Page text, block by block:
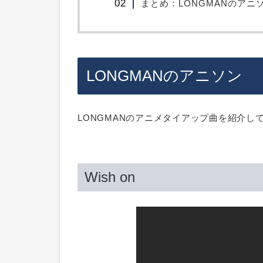
まとめ：LONGMANのアニ
LONGMANのアニソン
LONGMANのアニメタイアップ曲を紹介して
Wish on